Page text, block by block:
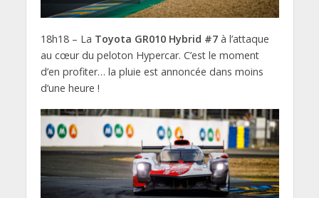
18h18 – La Toyota GR010 Hybrid #7à l’attaque
au cœur du peloton Hypercar. C’est le moment
d’en profiter… la pluie est annoncée dans moins
d’une heure !